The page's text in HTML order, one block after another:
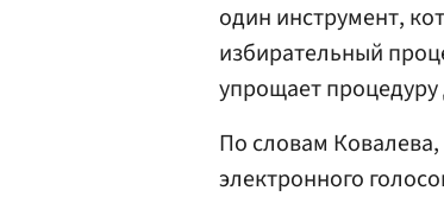
один инструмент,
избирательный
упрощает
По словам
электронного